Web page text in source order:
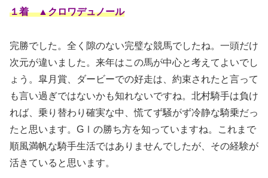
１着 ▲クロワデュノール
完勝でした。全く隙のない完璧な競馬でしたね。一頭だけ
次元が違いました。来年はこの馬が中心と考えてよいでし
ょう。皐月賞、ダービーでの好走は、約束されたと言って
も言い過ぎではないかも知れないですね。北村騎手は負け
れば、乗り替わり確実な中、慌てず騒がず冷静な騎乗だっ
たと思います。GⅠの勝ち方を知っていますね。これまで
順風満帆な騎手生活ではありませんでしたが、その経験が
活きていると思います。